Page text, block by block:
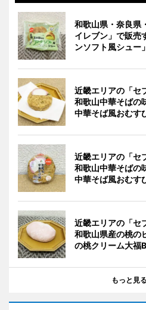
和歌山県・奈良県
イレブン」で販売
ンソフト風シュー」
近畿エリアの「セ
和歌山中華そばの
中華そば風おむす
近畿エリアの「セ
和歌山中華そばの
中華そば風おむす
近畿エリアの「セ
和歌山県産の桃の
の桃クリーム大福
もっと見る